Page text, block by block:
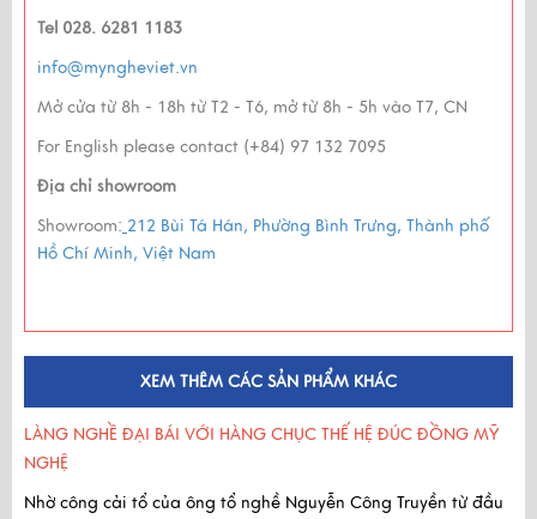
Tel 028. 6281 1183
info@myngheviet.vn
Mở cửa từ 8h - 18h từ T2 - T6, mở từ 8h - 5h vào T7, CN
For English please contact (+84) 97 132 7095
Địa chỉ showroom
Showroom: 212 Bùi Tá Hán, Phường Bình Trưng, Thành phố
Hồ Chí Minh, Việt Nam
XEM THÊM CÁC SẢN PHẨM KHÁC
LÀNG NGHỀ ĐẠI BÁI VỚI HÀNG CHỤC THẾ HỆ ĐÚC ĐỒNG MỸ
NGHỆ
Nhờ công cải tổ của ông tổ nghề Nguyễn Công Truyền từ đầu